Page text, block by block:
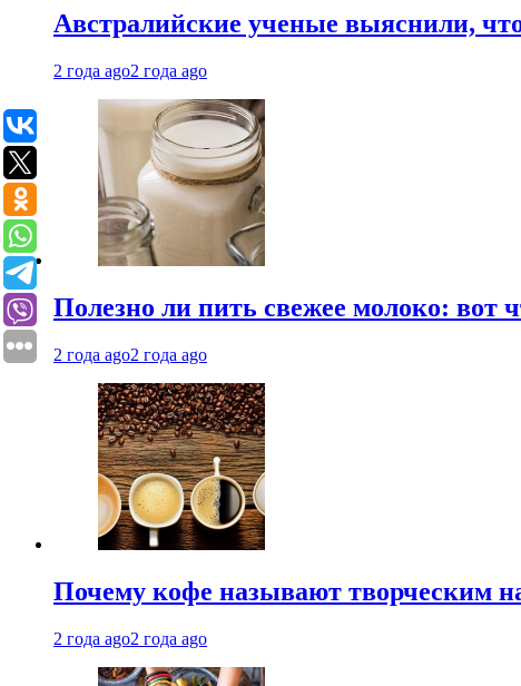
Австралийские ученые выяснили,
2 года ago2 года ago
Полезно ли пить свежее молоко: вот
2 года ago2 года ago
Почему кофе называют творческим
2 года ago2 года ago